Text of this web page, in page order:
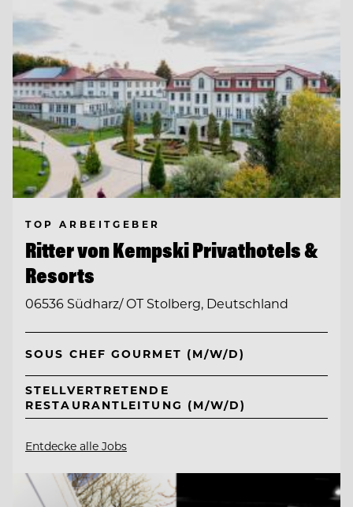
TOP ARBEITGEBER
Ritter von Kempski Privathotels &
Resorts
06536 Südharz/ OT Stolberg, Deutschland
SOUS CHEF GOURMET (M/W/D)
STELLVERTRETENDE
RESTAURANTLEITUNG (M/W/D)
Entdecke alle Jobs